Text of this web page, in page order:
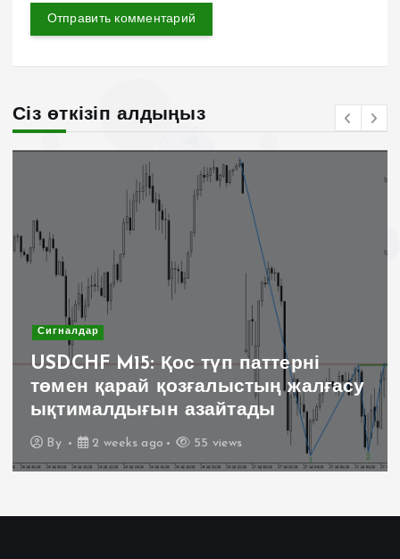
Сіз өткізіп алдыңыз
Сигналдар
USDCHF M15: Қос түп паттерні
төмен қарай қозғалыстың жалғасу
ықтималдығын азайтады
By 2 weeks ago 55 views